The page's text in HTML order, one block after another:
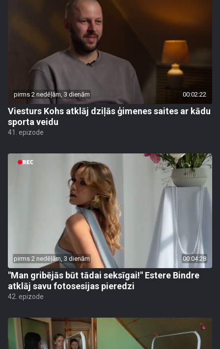
pirms 2 nedēļām, 3 dienām 00:02:22
Viesturs Kohs atklāj dziļās ģimenes saites ar kādu
sporta veidu
41. epizode
pirms 2 nedēļām, 3 dienām 00:04:28
"Man gribējās būt tādai seksīgai!" Estere Bindre
atklāj savu fotosesijas pieredzi
42. epizode